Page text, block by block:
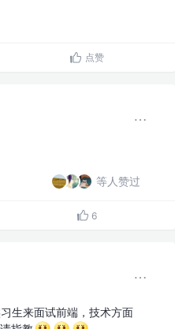
点赞
等人赞过
6
生来面试前端，技术方面